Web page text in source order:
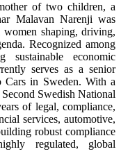
of two children, a
Malavan Narenji was
shaping, driving,
Recognized among
sustainable economic
serves as a senior
Cars in Sweden. With a
Swedish National
of legal, compliance,
services, automotive,
robust compliance
regulated, global